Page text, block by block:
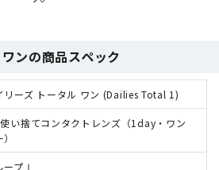
ンの商品スペック
リーズ トータル ワン (Dailies Total 1)
い捨てコンタクトレンズ（1day・ワン
ープⅠ